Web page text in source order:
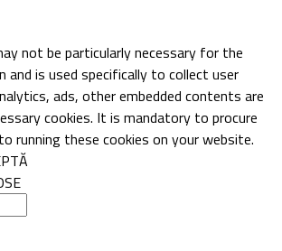
not be particularly necessary for the
is used specifically to collect user
ads, other embedded contents are
cookies. It is mandatory to procure
running these cookies on your website.